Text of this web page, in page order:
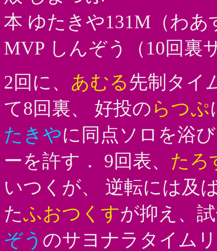
本 ゆたきや131M（わあ
MVP しんぞう（10回裏
2回に、 あむる先制タイ
て8回裏、 好投のらつぷ
たきやに同点ソロを浴
ーを許す． 9回表、 たろ
いつくが、 逆転には及
たふおつくすが抑え、
ぞう のサヨナラタイム